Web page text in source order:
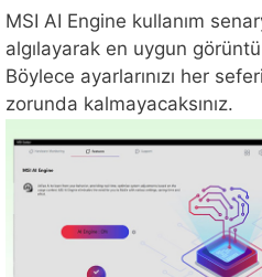
MSI AI Engine kullanım
algılayarak en uygun
Böylece ayarlarınızı her
zorunda kalmayacaksınız.